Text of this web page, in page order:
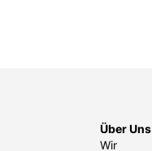
Über Uns
Wir